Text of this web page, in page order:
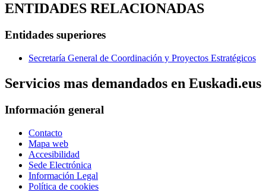
ENTIDADES RELACIONADAS
Entidades superiores
Secretaría General de Coordinación y Proyectos Estratégicos
Servicios mas demandados en Euskadi.eus
Información general
Contacto
Mapa web
Accesibilidad
Sede Electrónica
Información Legal
Política de cookies